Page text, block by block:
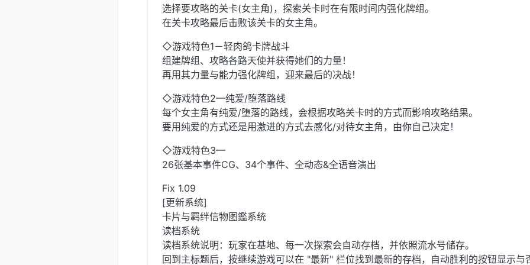
选择要攻略的关卡(女主角)，探索关卡时在有限时间内强化牌组。
在关卡攻略最后击败该关卡的女主角。
◇游戏特色1－轻肉鸽卡牌战斗
组建牌组、攻略各路天使并获得她们的力量！
再用其力量与能力强化牌组，迎来最后的决战！
◇游戏特色2—纯爱/堕落路线
每个女主角有纯爱/堕落的路线，会根据攻略关卡时的方式而影响攻略结果。
要用纯爱的方式还是用激进的方式去感化/对待女主角，由你自己决定！
◇游戏特色3—
26张基本事件CG、34个事件、全动态&全语音演出
Fix 1.09
[更新系统]
卡片与羁绊信物图鑑系统
读档系统
读档系统说明：玩家在基地、每一次探索会自动存档，并依照流水号储存。
回到主标题后，按继续游戏可以在 "最新" 栏位找到最新的存档，自动胜利的按钮显示与